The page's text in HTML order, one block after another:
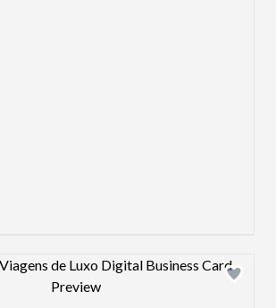
Design preview image